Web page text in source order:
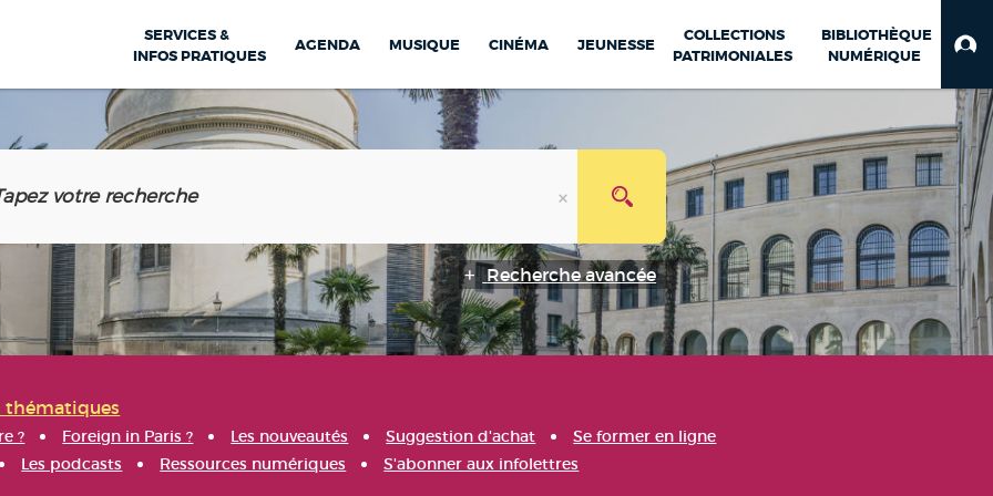
SERVICES &
INFOS PRATIQUES
AGENDA MUSIQUE CINÉMA JEUNESSE
COLLECTIONS
PATRIMONIALES
BIBLIOTHÈQUE
NUMÉRIQUE
Recherche avancée
thématiques
? Foreign in Paris ? Les nouveautés Suggestion d'achat
Se former en ligne
Les podcasts Ressources numériques S'abonner aux infolettres